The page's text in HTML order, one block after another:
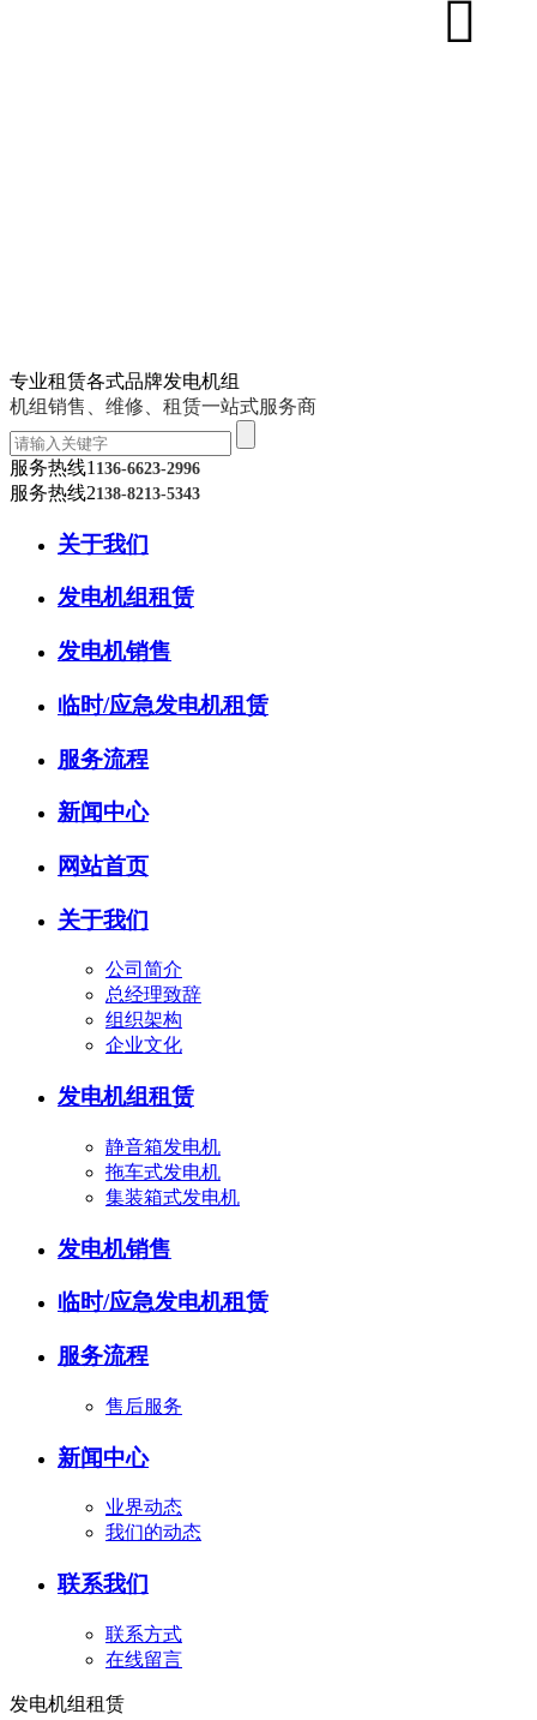
专业租赁各式品牌发电机组
机组销售、维修、租赁一站式服务商
服务热线1 136-6623-2996
服务热线2138-8213-5343
关于我们
发电机组租赁
发电机销售
临时/应急发电机租赁
服务流程
新闻中心
网站首页
关于我们
公司简介
总经理致辞
组织架构
企业文化
发电机组租赁
静音箱发电机
拖车式发电机
集装箱式发电机
发电机销售
临时/应急发电机租赁
服务流程
售后服务
新闻中心
业界动态
我们的动态
联系我们
联系方式
在线留言
发电机组租赁